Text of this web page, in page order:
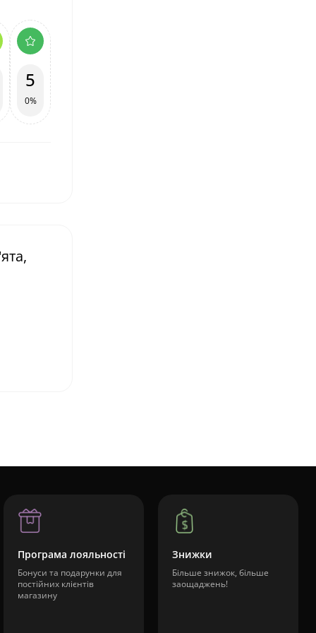
5
0%
Програма лояльності
Бонуси та подарунки для
постійних клієнтів
магазину
Знижки
Більше знижок, більше
заощаджень!